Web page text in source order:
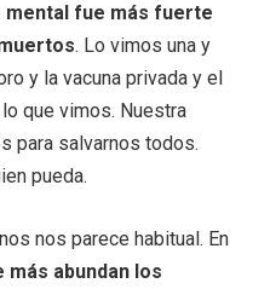
fue más fuerte
. Lo vimos una y
y la vacuna privada y el
que vimos. Nuestra
para salvarnos todos.
pueda.
nos parece habitual. En
más abundan los